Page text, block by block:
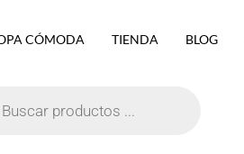
CÓMODA TIENDA BLOG